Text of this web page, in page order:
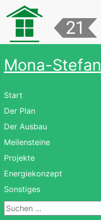
Mona-Stefan
Start
Der Plan
Der Ausbau
Meilensteine
Projekte
Energiekonzept
Sonstiges
Suchen ...